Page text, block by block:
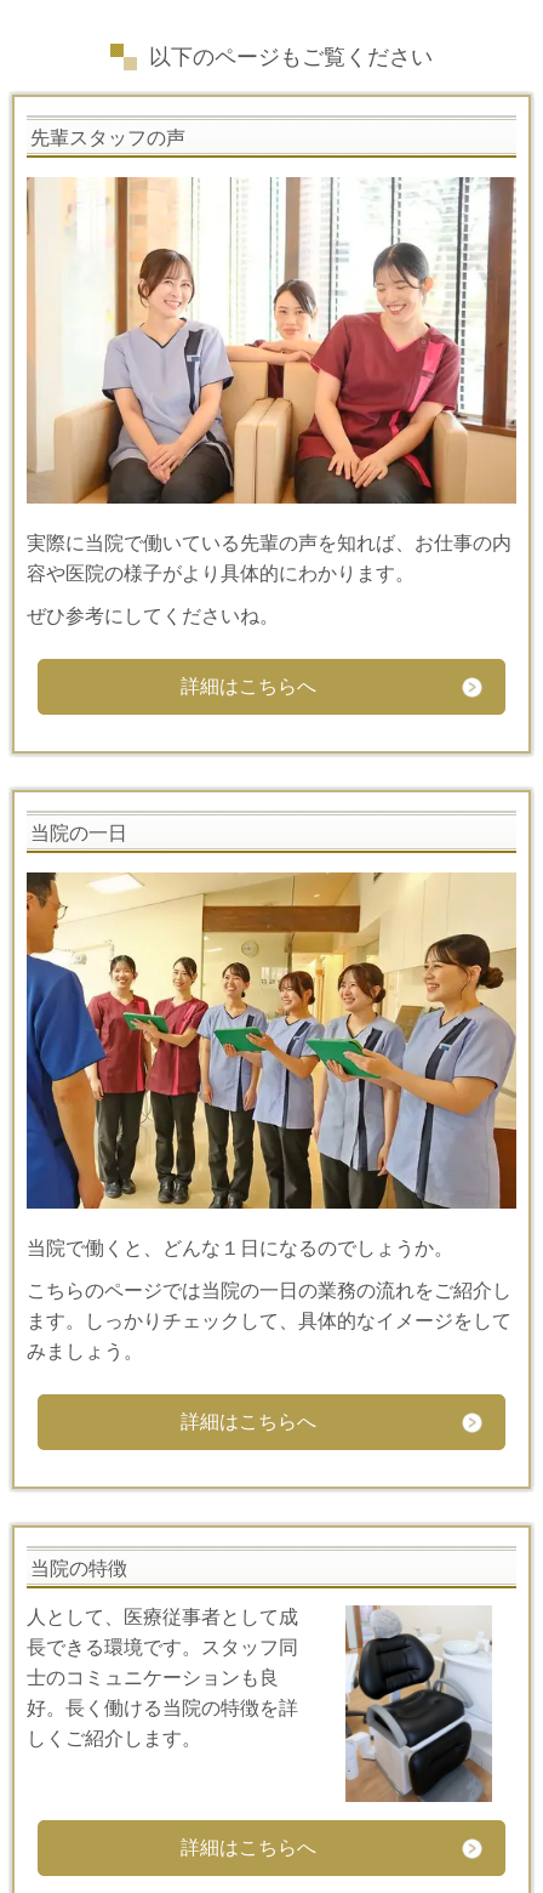
以下のページもご覧ください
先輩スタッフの声
実際に当院で働いている先輩の声を知れば、お仕事の内
容や医院の様子がより具体的にわかります。
ぜひ参考にしてくださいね。
詳細はこちらへ
当院の一日
当院で働くと、どんな１日になるのでしょうか。
こちらのページでは当院の一日の業務の流れをご紹介し
ます。しっかりチェックして、具体的なイメージをして
みましょう。
詳細はこちらへ
当院の特徴
人として、医療従事者として成
長できる環境です。スタッフ同
士のコミュニケーションも良
好。長く働ける当院の特徴を詳
しくご紹介します。
詳細はこちらへ